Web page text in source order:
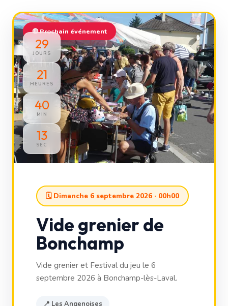
🔴 Prochain événement
29
JOURS
21
HEURES
40
MIN
11
SEC
🗓 Dimanche 6 septembre 2026 · 00h00
Vide grenier de
Bonchamp
Vide grenier et Festival du jeu le 6
septembre 2026 à Bonchamp-lès-Laval.
📍 Les Angenoises